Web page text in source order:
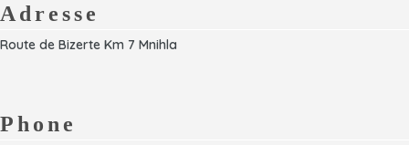
Adresse
Route de Bizerte Km 7 Mnihla
Phone